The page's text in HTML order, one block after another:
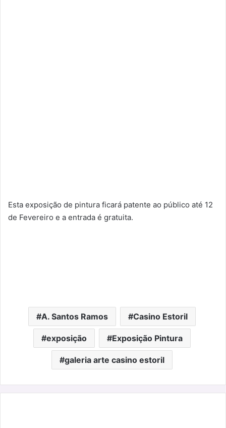
Esta exposição de pintura ficará patente ao público até 12
de Fevereiro e a entrada é gratuita.
A. Santos Ramos Casino Estoril
exposição Exposição Pintura
galeria arte casino estoril